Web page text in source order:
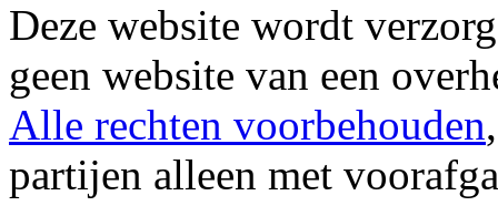
Deze website wordt
geen website van een
Alle rechten voorbehouden
partijen alleen met